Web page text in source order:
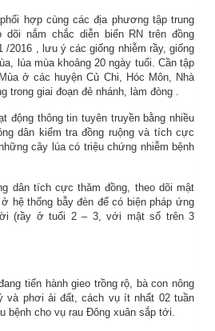
hợp cùng các địa phương tập trung
dõi nắm chắc diễn biến RN trên đồng
/2016
, lưu ý các giống nhiễm rầy, giống
lúa mùa khoảng 20 ngày tuổi. Cần tập
ở các huyện Củ Chi, Hóc Môn, Nhà
trong giai đoạn đẻ nhánh , làm đòng
động thông tin tuyên truyền bằng nhiều
dân kiểm tra đồng ruộng và tích cực
cây lúa có triệu chứng nhiễm bệnh
dân tích cực thăm đồng, theo dõi mật
hệ thống bẫy đèn để có biện pháp ứng
(rầy ở tuổi 2 – 3, với mật số trên 3
tiến hành gieo trồng rộ, bà con nông
và phơi ải đất, cách vụ ít nhất 02 tuần
bệnh cho vụ rau Đông xuân sắp tới.